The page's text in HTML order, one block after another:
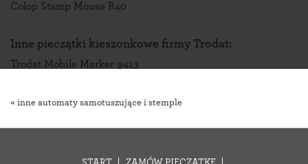
Colop Stamp Mouse R40
Inne pieczątki kieszonkowe firmy Trodat:
Trodat Mobile Marker 9413
« inne automaty samotuszujące i stemple